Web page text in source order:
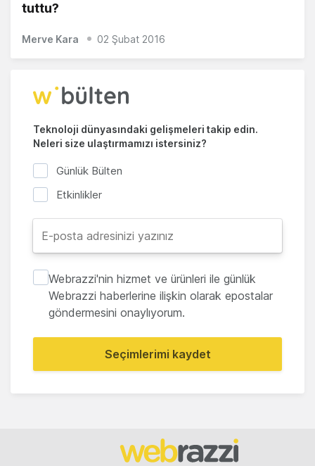
tuttu?
Merve Kara 02 Şubat 2016
Teknoloji dünyasındaki gelişmeleri takip edin.
Neleri size ulaştırmamızı istersiniz?
Günlük Bülten
Etkinlikler
Webrazzi'nin hizmet ve ürünleri ile günlük
Webrazzi haberlerine ilişkin olarak epostalar
göndermesini onaylıyorum.
Seçimlerimi kaydet